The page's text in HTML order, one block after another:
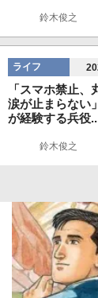
鈴木俊之
ライフ
「スマホ禁止
涙が止まらない
が経験する兵役
鈴木俊之